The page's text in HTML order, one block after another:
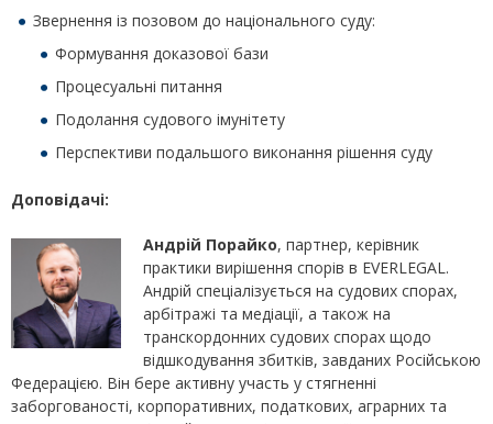
Звернення із позовом до національного суду:
Формування доказової бази
Процесуальні питання
Подолання судового імунітету
Перспективи подальшого виконання рішення суду
Доповідачі:
Андрій Порайко, партнер, керівник
практики вирішення спорів в EVERLEGAL.
Андрій спеціалізується на судових спорах,
арбітражі та медіації, а також на
транскордонних судових спорах щодо
відшкодування збитків, завданих Російською
Федерацією. Він бере активну участь у стягненні
заборгованості, корпоративних, податкових, аграрних та